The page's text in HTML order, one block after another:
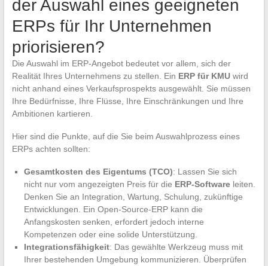
der Auswahl eines geeigneten
ERPs für Ihr Unternehmen
priorisieren?
Die Auswahl im ERP-Angebot bedeutet vor allem, sich der
Realität Ihres Unternehmens zu stellen. Ein ERP für KMUwird
nicht anhand eines Verkaufsprospekts ausgewählt. Sie müssen
Ihre Bedürfnisse, Ihre Flüsse, Ihre Einschränkungen und Ihre
Ambitionen kartieren.
Hier sind die Punkte, auf die Sie beim Auswahlprozess eines
ERPs achten sollten:
Gesamtkosten des Eigentums (TCO): Lassen Sie sich
nicht nur vom angezeigten Preis für die ERP-Softwareleiten.
Denken Sie an Integration, Wartung, Schulung, zukünftige
Entwicklungen. Ein Open-Source-ERP kann die
Anfangskosten senken, erfordert jedoch interne
Kompetenzen oder eine solide Unterstützung.
Integrationsfähigkeit: Das gewählte Werkzeug muss mit
Ihrer bestehenden Umgebung kommunizieren. Überprüfen